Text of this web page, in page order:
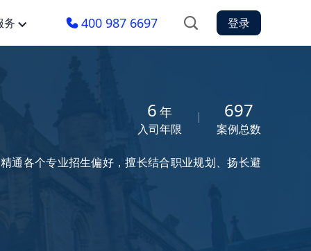
务 400 987 6697 登录
6 年
入司年限
697
案例总数
通各个专业招生偏好，擅长结合职业规划、扬长避